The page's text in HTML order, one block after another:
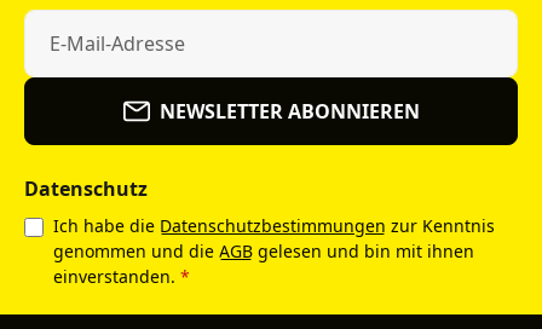
NEWSLETTER ABONNIEREN
Datenschutz
Ich habe die Datenschutzbestimmungen zur Kenntnis
genommen und die AGB gelesen und bin mit ihnen
einverstanden. *